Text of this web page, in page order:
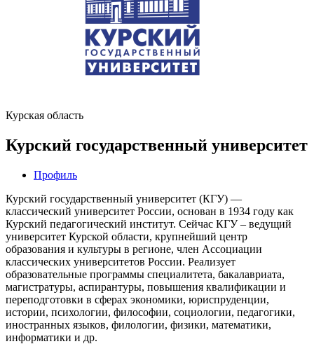
Курская область
Курский государственный университет
Профиль
Курский государственный университет (КГУ) —
классический университет России, основан в 1934 году как
Курский педагогический институт. Сейчас КГУ – ведущий
университет Курской области, крупнейший центр
образования и культуры в регионе, член Ассоциации
классических университетов России. Реализует
образовательные программы специалитета, бакалавриата,
магистратуры, аспирантуры, повышения квалификации и
переподготовки в сферах экономики, юриспруденции,
истории, психологии, философии, социологии, педагогики,
иностранных языков, филологии, физики, математики,
информатики и др.